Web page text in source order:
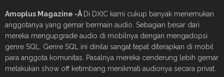
Amoplus Magazine -Â Di DXIC kami cukup banyak menemukan
anggotanya yang gemar bermain audio. Sebagian besar dari
mereka mengupgrade audio di mobilnya dengan mengadopsi
genre SQL. Genre SQL ini dinilai sangat tepat diterapkan di mobil
para anggota komunitas. Pasalnya mereka cenderung lebih gemar
melakukan show off ketimbang menikmati audionya secara privat.